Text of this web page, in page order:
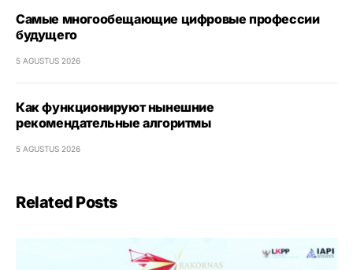
Самые многообещающие цифровые профессии
будущего
5 AGUSTUS 2026
Как функционируют нынешние
рекомендательные алгоритмы
5 AGUSTUS 2026
Related Posts